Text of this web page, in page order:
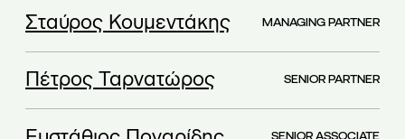
Σταύρος Κουμεντάκης MANAGING PARTNER
Πέτρος Ταρνατώρος SENIOR PARTNER
SENIOR ASSOCIATE